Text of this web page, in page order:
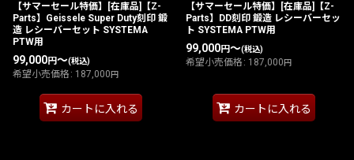
【サマーセール特価】[在庫品]【Z-
Parts】Geissele Super Duty刻印 鍛
造 レシーバーセット SYSTEMA
PTW用
99,000円～(税込)
希望小売価格 : 187,000 円
カートに入れる
【サマーセール特価】[在庫品]【Z-
Parts】DD刻印 鍛造 レシーバーセッ
ト SYSTEMA PTW用
99,000円～(税込)
希望小売価格 : 187,000 円
カートに入れる